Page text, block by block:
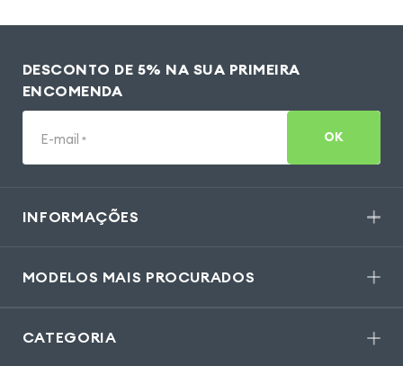
DESCONTO DE 5% NA SUA PRIMEIRA
ENCOMENDA
E-mail * OK
INFORMAÇÕES
MODELOS MAIS PROCURADOS
CATEGORIA